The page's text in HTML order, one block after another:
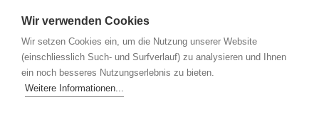
Wir verwenden Cookies
Wir setzen Cookies ein, um die Nutzung unserer Website
(einschliesslich Such- und Surfverlauf) zu analysieren und Ihnen
ein noch besseres Nutzungserlebnis zu bieten.
Weitere Informationen...